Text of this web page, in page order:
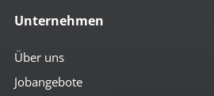
el. Heckklappe
geteilte Rücksitzbank
Getränkehalter
Unternehmen
Über uns
Jobangebote